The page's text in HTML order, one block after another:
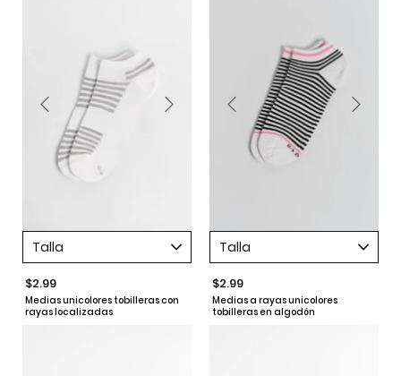
Talla
$2.99
Medias unicolores tobilleras con
rayas localizadas
Talla
$2.99
Medias a rayas unicolores
tobilleras en algodón